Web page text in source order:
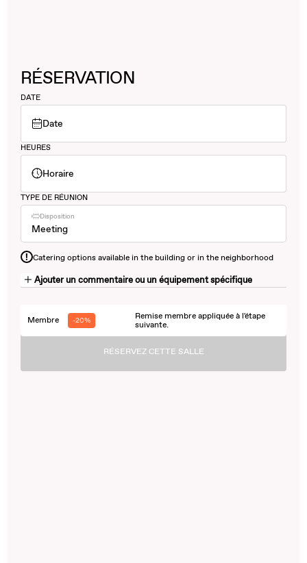
RÉSERVATION
DATE
Date
HEURES
Horaire
TYPE DE RÉUNION
Disposition
Meeting
! Catering options available in the building or in the neighborhood
Ajouter un commentaire ou un équipement spécifique
Membre -20%
Remise membre appliquée à l'étape
suivante.
RÉSERVEZ CETTE SALLE